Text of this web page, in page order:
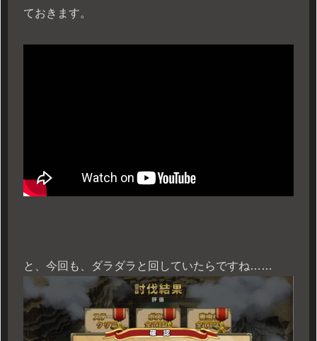
ておきます。
と、今回も、ダラダラと回していたらですね……